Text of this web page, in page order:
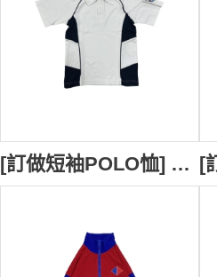
[訂做短袖POLO恤] ｜繡花:寶藍色/淺藍色｜西裝布短褲｜愛培學校｜白色撞深藍色｜褲深灰色｜SU407